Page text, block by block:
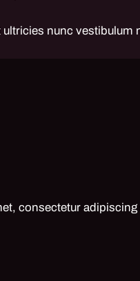
nunc vestibulum
consectetur adipiscing